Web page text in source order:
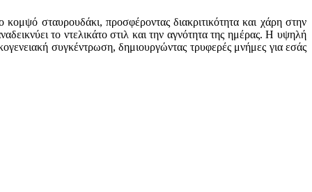
σταυρουδάκι, προσφέροντας διακριτικότητα και χάρη στην
το ντελικάτο στιλ και την αγνότητα της ημέρας. Η υψηλή
συγκέντρωση, δημιουργώντας τρυφερές μνήμες για εσάς